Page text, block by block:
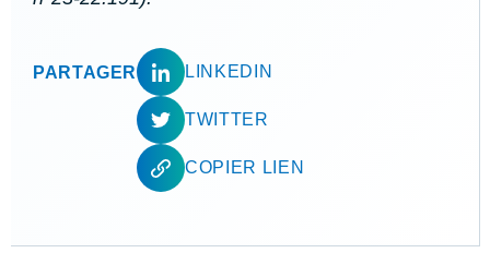
PARTAGER LINKEDIN
TWITTER
COPIER LIEN